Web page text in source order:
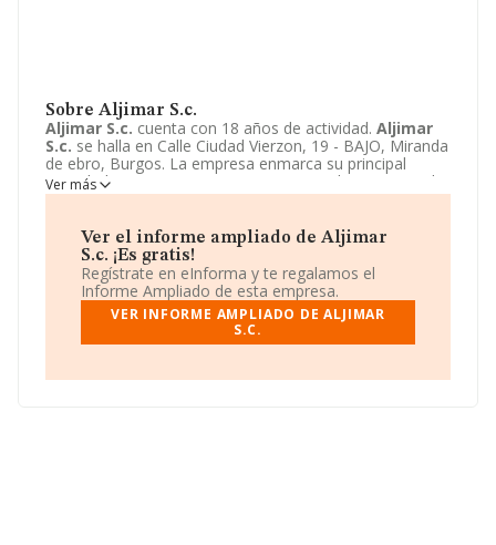
Sobre Aljimar S.c.
Aljimar S.c. cuenta con 18 años de actividad. Aljimar
S.c. se halla en Calle Ciudad Vierzon, 19 - BAJO, Miranda
de ebro, Burgos. La empresa enmarca su principal
actividad CNAE como 4751 - Comercio al por menor de
textiles.Aljimar S.c.toma la forma jurídica de Sociedad
Ver más
Ver el informe ampliado de Aljimar
S.c. ¡Es gratis!
Regístrate en eInforma y te regalamos el
Informe Ampliado de esta empresa.
VER INFORME AMPLIADO DE ALJIMAR
S.C.